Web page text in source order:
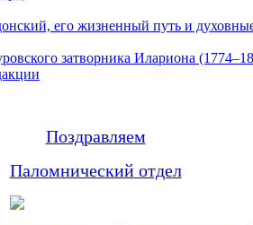
его жизненный путь и
затворника Илариона
Поздравляем
Паломнический отдел